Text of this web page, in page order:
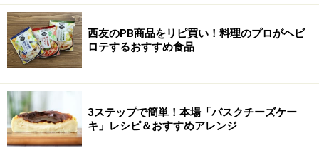
西友のPB商品をリピ買い！料理のプロがヘビ
ロテするおすすめ食品
3ステップで簡単！本場「バスクチーズケー
キ」レシピ＆おすすめアレンジ